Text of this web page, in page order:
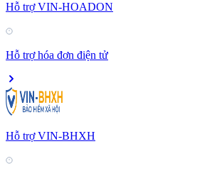
Hỗ trợ VIN-HOADON
Hỗ trợ hóa đơn điện tử
Hỗ trợ VIN-BHXH